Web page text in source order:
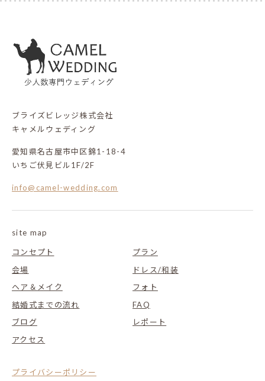
ブライズビレッジ株式会社
キャメルウェディング
愛知県名古屋市中区錦1-18-4
いちご伏見ビル1F/2F
info@camel-wedding.com
site map
コンセプト
プラン
会場
ドレス/和装
ヘア＆メイク
フォト
結婚式までの流れ
FAQ
ブログ
レポート
アクセス
プライバシーポリシー